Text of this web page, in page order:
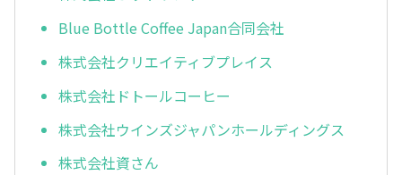
Blue Bottle Coffee Japan合同会社
株式会社クリエイティブプレイス
株式会社ドトールコーヒー
株式会社ウインズジャパンホールディングス
株式会社資さん